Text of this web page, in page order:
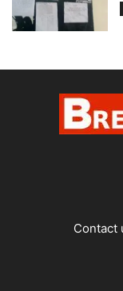
Contact